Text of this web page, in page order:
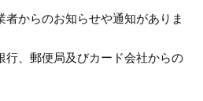
者からのお知らせや通知がありま
行、郵便局及びカード会社からの